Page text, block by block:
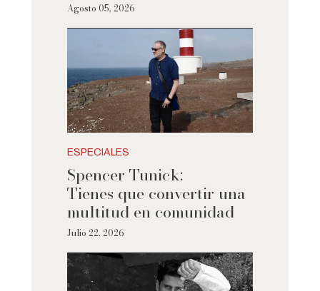
Agosto 05, 2026
ESPECIALES
Spencer Tunick:
Tienes que convertir una
multitud en comunidad
Julio 22, 2026